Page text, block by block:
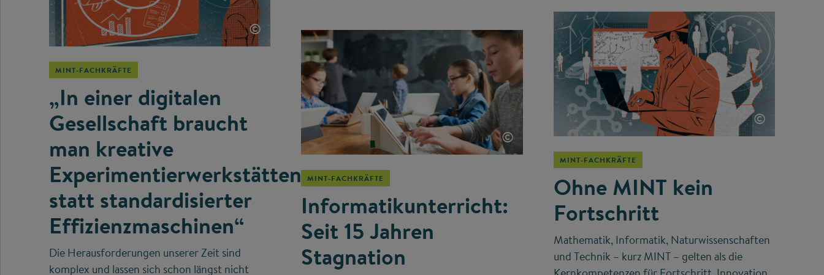
©
MINT-FACHKRÄFTE
„In einer digitalen
Gesellschaft braucht
man kreative
Experimentierwerkstätten
statt standardisierter
Effizienzmaschinen“
Die Herausforderungen unserer Zeit sind
komplex und lassen sich schon längst nicht
©
MINT-FACHKRÄFTE
Informatikunterricht:
Seit 15 Jahren
Stagnation
©
MINT-FACHKRÄFTE
Ohne MINT kein
Fortschritt
Mathematik, Informatik, Naturwissenschaften
und Technik – kurz MINT – gelten als die